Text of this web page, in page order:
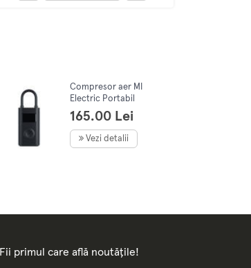
Compresor aer MI
Electric Portabil
165.00 Lei
Vezi detalii
Fii primul care află noutățile!